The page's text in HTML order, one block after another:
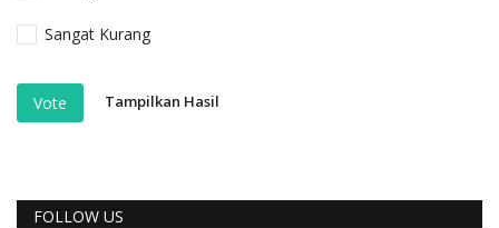
Sangat Kurang
Vote Tampilkan Hasil
FOLLOW US